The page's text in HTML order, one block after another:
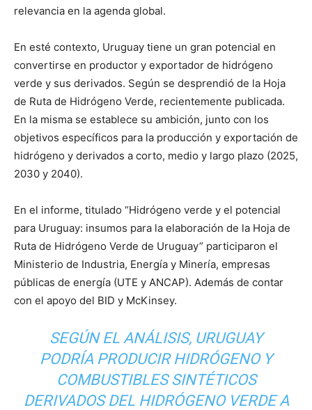
relevancia en la agenda global.
En esté contexto, Uruguay tiene un gran potencial en
convertirse en productor y exportador de hidrógeno
verde y sus derivados. Según se desprendió de la Hoja
de Ruta de Hidrógeno Verde, recientemente publicada.
En la misma se establece su ambición, junto con los
objetivos específicos para la producción y exportación de
hidrógeno y derivados a corto, medio y largo plazo (2025,
2030 y 2040).
En el informe, titulado “Hidrógeno verde y el potencial
para Uruguay: insumos para la elaboración de la Hoja de
Ruta de Hidrógeno Verde de Uruguay” participaron el
Ministerio de Industria, Energía y Minería, empresas
públicas de energía (UTE y ANCAP). Además de contar
con el apoyo del BID y McKinsey.
SEGÚN EL ANÁLISIS, URUGUAY
PODRÍA PRODUCIR HIDRÓGENO Y
COMBUSTIBLES SINTÉTICOS
DERIVADOS DEL HIDRÓGENO VERDE A